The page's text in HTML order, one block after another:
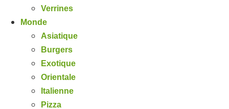
Verrines
Monde
Asiatique
Burgers
Exotique
Orientale
Italienne
Pizza